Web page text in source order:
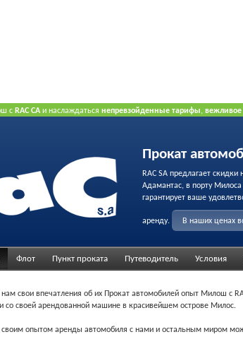
с RAC CA и наслаждаться непревзойденные тарифы,
Прокат
RAC SA предлагает
Адамантас, в порту
гарантирует ваше
аренду. В наших ценах
Флот Пункт проката Путеводитель Условия
свои впечатления об их Прокат автомобилей опыт Милош с
со своей арендованной машине в красивейшем острове Милос.
своим опытом аренды автомобиля с нами и остальным миром